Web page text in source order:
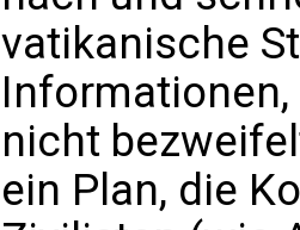
vatikanische
nicht
ein Plan, die